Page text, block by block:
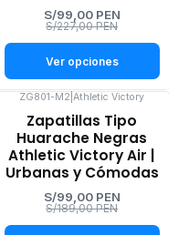
S/99,00 PEN
S/227,00 PEN
Ver opciones
-48%
OFF
ZG801-M2 |Athletic Victory
Zapatillas Tipo
Huarache Negras
Athletic Victory Air |
Urbanas y Cómodas
S/99,00 PEN
S/189,00 PEN